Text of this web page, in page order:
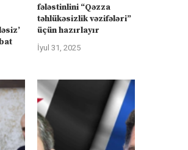
fələstinlini “Qəzza
təhlükəsizlik vəzifələri”
üçün hazırlayır
İyul 31, 2025